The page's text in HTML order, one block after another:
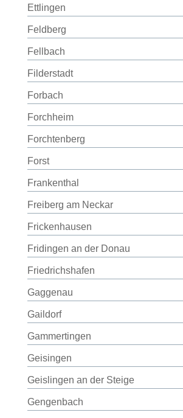
Ettlingen
Feldberg
Fellbach
Filderstadt
Forbach
Forchheim
Forchtenberg
Forst
Frankenthal
Freiberg am Neckar
Frickenhausen
Fridingen an der Donau
Friedrichshafen
Gaggenau
Gaildorf
Gammertingen
Geisingen
Geislingen an der Steige
Gengenbach